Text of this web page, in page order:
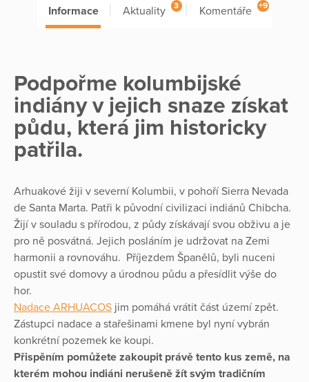
Informace Aktuality 3 Komentáře +9
Podpořme kolumbijské
indiány v jejich snaze získat
půdu, která jim historicky
patřila.
Arhuakové žiji v severní Kolumbii, v pohoří Sierra Nevada
de Santa Marta. Patři k původní civilizaci indiánů Chibcha.
Žijí v souladu s přírodou, z půdy získávají svou obživu a je
pro ně posvátná. Jejich posláním je udržovat na Zemi
harmonii a rovnováhu. Příjezdem Španělů, byli nuceni
opustit své domovy a úrodnou půdu a přesídlit výše do
hor.
Nadace ARHUACOS jim pomáhá vrátit část území zpět.
Zástupci nadace a stařešinami kmene byl nyní vybrán
konkrétní pozemek ke koupi.
Přispěním pomůžete zakoupit právě tento kus země, na
kterém mohou indiáni nerušeně žít svým tradičním